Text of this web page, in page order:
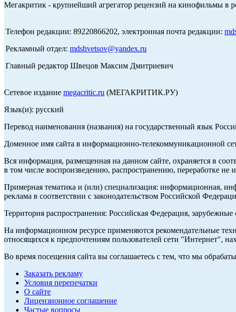
Мегакритик - крупнейший агрегатор рецензий на кинофильмы в
Телефон редакции: 89220866202, электронная почта редакции:
Рекламный отдел: mdshvetsov@yandex.ru
Главный редактор Швецов Максим Дмитриевич
Сетевое издание megacritic.ru (МЕГАКРИТИК.РУ)
Язык(и): русский
Перевод наименования (названия) на государственный язык
Доменное имя сайта в информационно-телекоммуникационной
Вся информация, размещенная на данном сайте, охраняется в
в том числе воспроизведению, распространению, переработке не
Примерная тематика и (или) специализация: информационная,
реклама в соответствии с законодательством Российской
Территория распространения: Российская Федерация, зарубежные
На информационном ресурсе применяются рекомендательные
относящихся к предпочтениям пользователей сети "Интернет",
Во время посещения сайта вы соглашаетесь с тем, что мы
Заказать рекламу
Условия перепечатки
О сайте
Лицензионное соглашение
Частые вопросы